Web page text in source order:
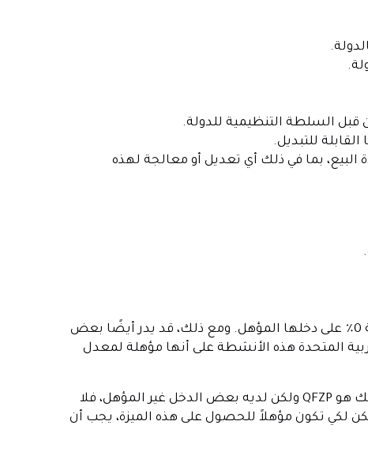
قبل السلطة التنظيمية للدولة.
للتبديل.
بما في ذلك أي تعديل أو معالجة لهذه
بصفتك QFZP، تتمتع شركتك بمعدل ضريبة الشركات بنسبة 0٪ على دخلها المؤهل. ومع ذلك، قد يدر أيضًا بعض
المتحدة هذه الأنشطة على أنها مؤهلة لمعدل
يدخل حيز التنفيذ ويحدد أنه إذا كان عملك هو QFZP ولكن لديه بعض الدخل غير المؤهل، فلا
لكي تكون مؤهلاً للحصول على هذه الميزة، يجب أن